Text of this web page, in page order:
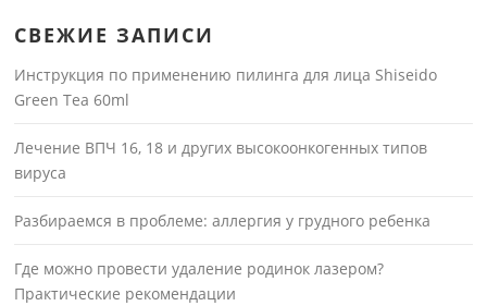
СВЕЖИЕ ЗАПИСИ
Инструкция по применению пилинга для лица Shiseido
Green Tea 60ml
Лечение ВПЧ 16, 18 и других высокоонкогенных типов
вируса
Разбираемся в проблеме: аллергия у грудного ребенка
Где можно провести удаление родинок лазером?
Практические рекомендации